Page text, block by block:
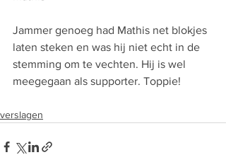
Jammer genoeg had Mathis net blokjes
laten steken en was hij niet echt in de
stemming om te vechten. Hij is wel
meegegaan als supporter. Toppie!
verslagen